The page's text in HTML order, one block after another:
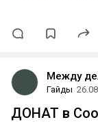
Между
Гайды
ДОНАТ в